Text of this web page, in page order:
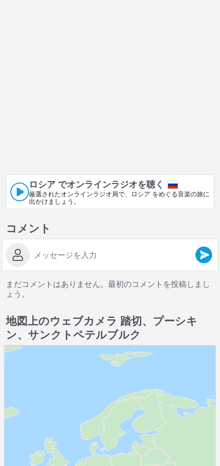
ロシア でオンラインラジオを聴く
厳選されたオンラインラジオ局で、ロシア をめぐる音楽の旅に
出かけましょう。
コメント
まだコメントはありません。最初のコメントを投稿しまし
ょう。
地図上のウェブカメラ 踏切、プーシキ
ン、サンクトペテルブルク